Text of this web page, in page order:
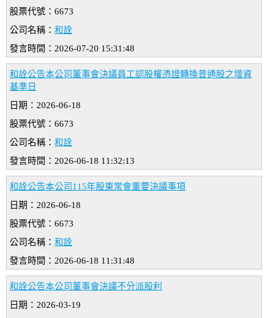
股票代號：6673
公司名稱： 和詮
發言時間：2026-07-20 15:31:48
和詮公告本公司董事會決議員工認股權憑證轉換普通股之增資
基準日
日期：2026-06-18
股票代號：6673
公司名稱： 和詮
發言時間：2026-06-18 11:32:13
和詮公告本公司115年股東常會重要決議事項
日期：2026-06-18
股票代號：6673
公司名稱： 和詮
發言時間：2026-06-18 11:31:48
和詮公告本公司董事會決議不分派股利
日期：2026-03-19